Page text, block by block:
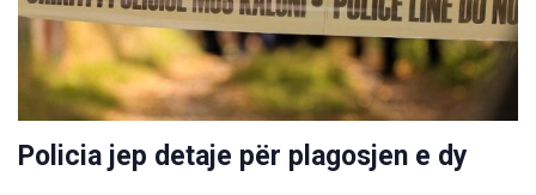
Policia jep detaje për plagosjen e dy